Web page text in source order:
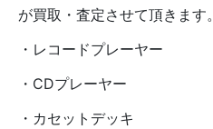
が買取・査定させて頂きます。
・レコードプレーヤー
・CDプレーヤー
・カセットデッキ